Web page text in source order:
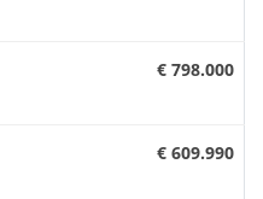
€ 798.000
€ 609.990